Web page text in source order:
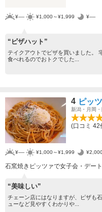
¥---- ¥1,000～¥1,999 ¥----
“ピザハット”
テイクアウトでピザを買いました。
食べれるのでおトクでした...
4 ピッ
新潟・月岡
(口コミ 42
¥---- ¥1,000～¥1,999
石窯焼きピッツァで女子会・デー
“美味しい”
チェーン店にはなりますが、ピザも
ューなど見やすくわかりや...